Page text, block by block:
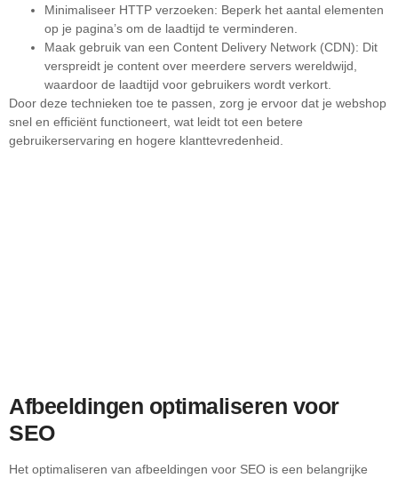
Minimaliseer HTTP verzoeken: Beperk het aantal elementen
op je pagina’s om de laadtijd te verminderen.
Maak gebruik van een Content Delivery Network (CDN): Dit
verspreidt je content over meerdere servers wereldwijd,
waardoor de laadtijd voor gebruikers wordt verkort.
Door deze technieken toe te passen, zorg je ervoor dat je webshop
snel en efficiënt functioneert, wat leidt tot een betere
gebruikerservaring en hogere klanttevredenheid.
Afbeeldingen optimaliseren voor
SEO
Het optimaliseren van afbeeldingen voor SEO is een belangrijke